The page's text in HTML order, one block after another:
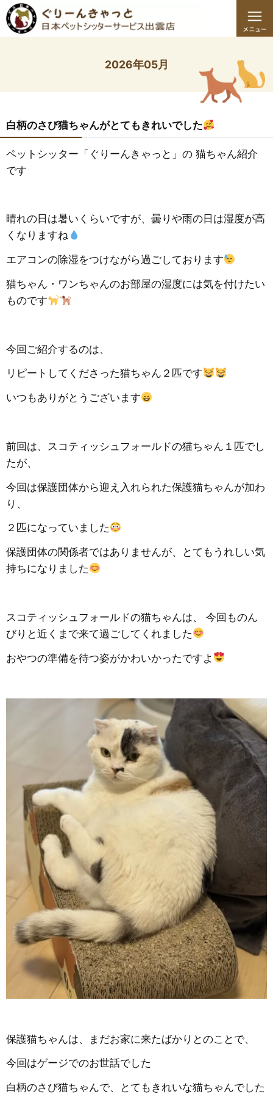
2026年05月
白柄のさび猫ちゃんがとてもきれいでした
ペットシッター「ぐりーんきゃっと」の 猫ちゃん紹介
です
晴れの日は暑いくらいですが、曇りや雨の日は湿度が高
くなりますね
エアコンの除湿をつけながら過ごしております
猫ちゃん・ワンちゃんのお部屋の湿度には気を付けたい
ものです
今回ご紹介するのは、
リピートしてくださった猫ちゃん２匹です
いつもありがとうございます
前回は、スコティッシュフォールドの猫ちゃん１匹でし
たが、
今回は保護団体から迎え入れられた保護猫ちゃんが加わ
り、
２匹になっていました
保護団体の関係者ではありませんが、とてもうれしい気
持ちになりました
スコティッシュフォールドの猫ちゃんは、 今回ものん
びりと近くまで来て過ごしてくれました
おやつの準備を待つ姿がかわいかったですよ
保護猫ちゃんは、まだお家に来たばかりとのことで、
今回はゲージでのお世話でした
白柄のさび猫ちゃんで、とてもきれいな猫ちゃんでした